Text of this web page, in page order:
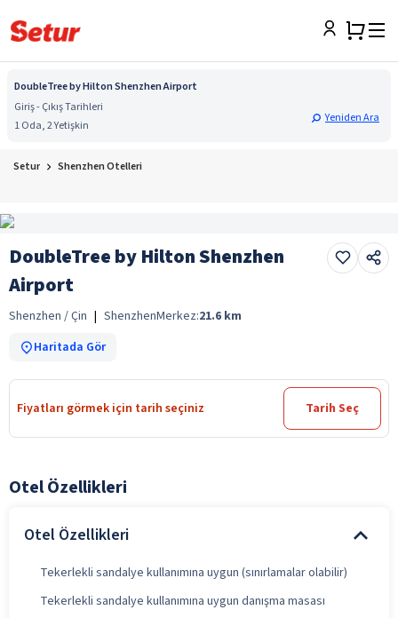
DoubleTree by Hilton Shenzhen Airport
Giriş - Çıkış Tarihleri
1 Oda, 2 Yetişkin
Yeniden Ara
Setur Shenzhen Otelleri
DoubleTree by Hilton Shenzhen
Airport
Shenzhen / Çin | ShenzhenMerkez:21.6 km
Haritada Gör
Fiyatları görmek için tarih seçiniz Tarih Seç
Otel Özellikleri
Otel Özellikleri
Tekerlekli sandalye kullanımına uygun (sınırlamalar olabilir)
Tekerlekli sandalye kullanımına uygun danışma masası